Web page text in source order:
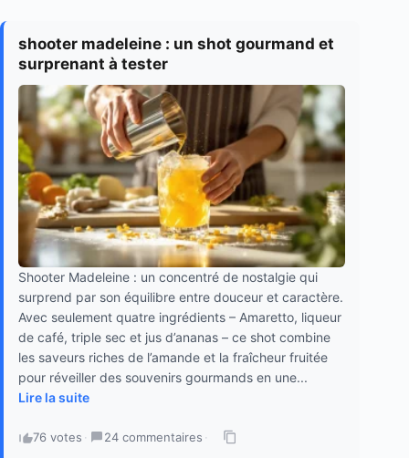
shooter madeleine : un shot gourmand et
surprenant à tester
Shooter Madeleine : un concentré de nostalgie qui
surprend par son équilibre entre douceur et caractère.
Avec seulement quatre ingrédients – Amaretto, liqueur
de café, triple sec et jus d’ananas – ce shot combine
les saveurs riches de l’amande et la fraîcheur fruitée
pour réveiller des souvenirs gourmands en une...
Lire la suite
76 votes · 24 commentaires ·